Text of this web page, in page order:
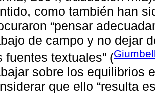
como también han
“pensar
de campo y no dejar
fuentes textuales” (
sobre los equilibrios
que ello “resulta